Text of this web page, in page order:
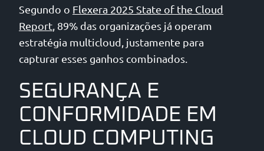
Segundo o Flexera 2025 State of the Cloud
Report , 89% das organizações já operam
estratégia multicloud, justamente para
capturar esses ganhos combinados.
SEGURANÇA E
CONFORMIDADE EM
CLOUD COMPUTING